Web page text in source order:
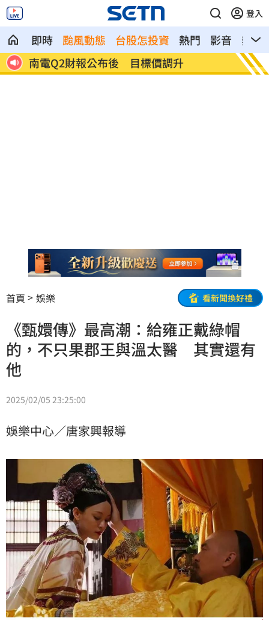
登入
即時 颱風動態 台股怎投資 熱門 影音
熱搜
特
南電Q2財報公布後 目標價調升 俄軍
首頁 娛樂 看新聞換好禮
《甄嬛傳》最高潮：給雍正戴綠帽
的，不只果郡王與溫太醫 其實還有
他
2025/02/05 23:25:00
娛樂中心／唐家興報導